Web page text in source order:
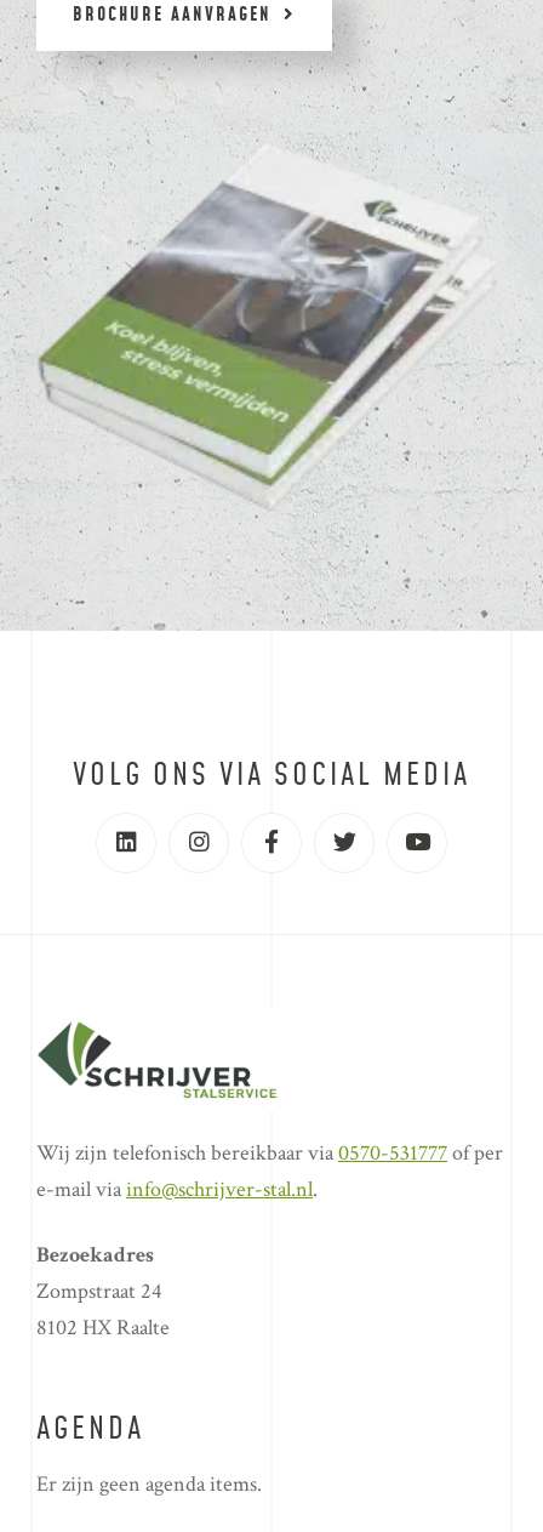
BROCHURE AANVRAGEN
VOLG ONS VIA SOCIAL MEDIA
Wij zijn telefonisch bereikbaar via0570-531777of per
e-mail viainfo@schrijver-stal.nl.
Bezoekadres
Zompstraat 24
8102 HX Raalte
AGENDA
Er zijn geen agenda items.